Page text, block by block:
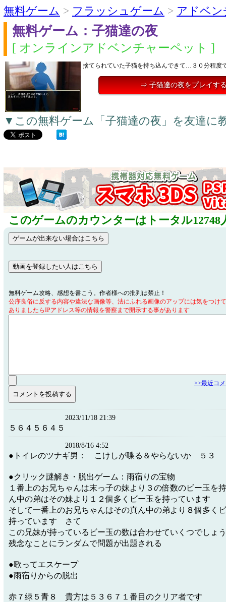
無料ゲーム > フラッシュゲーム > アドベン
無料ゲーム：子猫達の夜
[ オンラインアドベンチャーペット ]
捨てられていた子猫を持ち込んできて…３０分程度
⇒ 子猫達の夜をプレイす
▼この無料ゲーム「子猫達の夜」を友達に
このゲームのカウンターはトータル12748
無料ゲーム攻略、感想を書こう。作者様への批判は禁止！
公序良俗に反する内容や違法な画像等、法にふれる画像のアップには気をつけ
ありましたらIPアドレス等の情報を警察まで開示する事があります
>>最近コ
2023/11/18 21:39
５６４５６４５
2018/8/16 4:52
●トイレのツナギ男： こけしが喋る＆やらないか ５３
●クリック謎解き・脱出ゲーム：雨宿りの宝物
１番上のお兄ちゃんは末っ子の妹より３の倍数のビー玉
ん中の弟はその妹より１２個多くビー玉を持っています
そして一番上のお兄ちゃんはその真ん中の弟より８個多く
持っています さて
この兄妹が持っているビー玉の数は合わせていくつでしょ
残念なことにランダムで問題が出題される
●歌ってエスケープ
●雨宿りからの脱出
赤７緑５青８ 貴方は５３６７１番目のクリア者です